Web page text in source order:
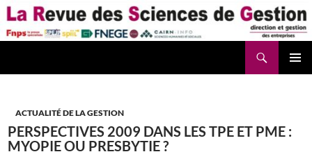
Aller
au
contenu
ACTUALITÉ DE LA GESTION
PERSPECTIVES 2009 DANS LES TPE ET PME :
MYOPIE OU PRESBYTIE ?